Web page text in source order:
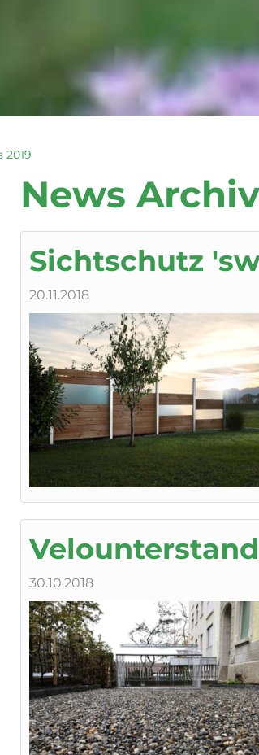
2019
News
Sichtschutz
20.11.2018
Velounterstand
30.10.2018